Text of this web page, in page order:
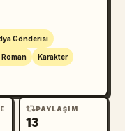
gradyanlı
hafif
canlı
kontrast
gri tonları
filigran
Gönderisi
Karakter
PAYLAŞIM
13